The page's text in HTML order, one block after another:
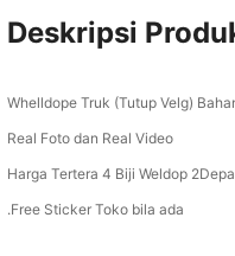
Deskripsi
Whelldope Truk (Tutup Velg)
Real Foto dan Real Video
Harga Tertera 4 Biji Weldop
.Free Sticker Toko bila ada